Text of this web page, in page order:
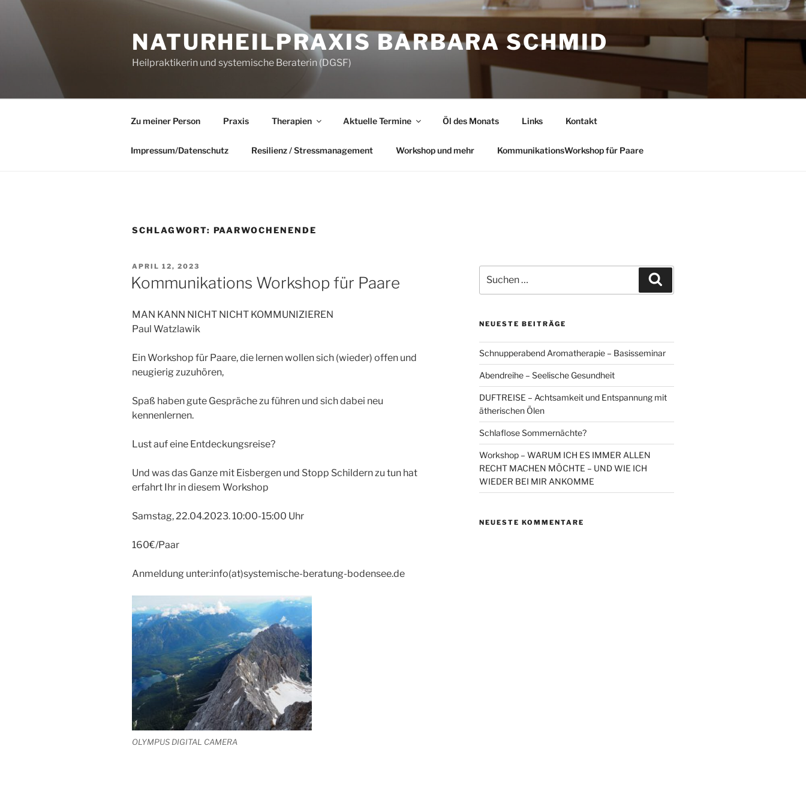
springen
NATURHEILPRAXIS BARBARA SCHMID
Heilpraktikerin und systemische Beraterin (DGSF)
Zu meiner Person Praxis Therapien Aktuelle Termine Öl des Monats Links Kontakt
Impressum/Datenschutz Resilienz / Stressmanagement Workshop und mehr KommunikationsWorkshop für Paare
SCHLAGWORT: PAARWOCHENENDE
VERÖFFENTLICHT
AM
APRIL 12, 2023
Kommunikations Workshop für Paare
MAN KANN NICHT NICHT KOMMUNIZIEREN
Paul Watzlawik
Ein Workshop für Paare, die lernen wollen sich (wieder) offen und
neugierig zuzuhören,
Spaß haben gute Gespräche zu führen und sich dabei neu
kennenlernen.
Lust auf eine Entdeckungsreise?
Und was das Ganze mit Eisbergen und Stopp Schildern zu tun hat
erfahrt Ihr in diesem Workshop
Samstag, 22.04.2023. 10:00-15:00 Uhr
160€/Paar
Anmeldung unter:info(at)systemische-beratung-bodensee.de
OLYMPUS DIGITAL CAMERA
nach:
NEUESTE BEITRÄGE
Schnupperabend Aromatherapie – Basisseminar
Abendreihe – Seelische Gesundheit
DUFTREISE – Achtsamkeit und Entspannung mit
ätherischen Ölen
Schlaflose Sommernächte?
Workshop – WARUM ICH ES IMMER ALLEN
RECHT MACHEN MÖCHTE – UND WIE ICH
WIEDER BEI MIR ANKOMME
NEUESTE KOMMENTARE